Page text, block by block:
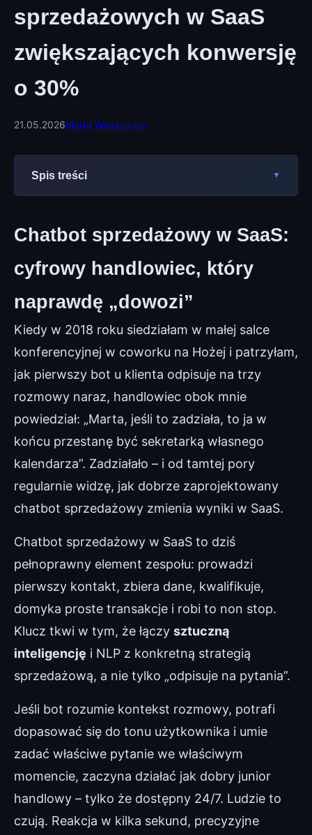
sprzedażowych w SaaS
zwiększających konwersję
o 30%
21.05.2026Marta Wierzbicka
Spis treści
Chatbot sprzedażowy w SaaS:
cyfrowy handlowiec, który
naprawdę „dowozi”
Kiedy w 2018 roku siedziałam w małej salce
konferencyjnej w coworku na Hożej i patrzyłam,
jak pierwszy bot u klienta odpisuje na trzy
rozmowy naraz, handlowiec obok mnie
powiedział: „Marta, jeśli to zadziała, to ja w
końcu przestanę być sekretarką własnego
kalendarza”. Zadziałało – i od tamtej pory
regularnie widzę, jak dobrze zaprojektowany
chatbot sprzedażowy zmienia wyniki w SaaS.
Chatbot sprzedażowy w SaaS to dziś
pełnoprawny element zespołu: prowadzi
pierwszy kontakt, zbiera dane, kwalifikuje,
domyka proste transakcje i robi to non stop.
Klucz tkwi w tym, że łączy sztuczną
inteligencję i NLP z konkretną strategią
sprzedażową, a nie tylko „odpisuje na pytania”.
Jeśli bot rozumie kontekst rozmowy, potrafi
dopasować się do tonu użytkownika i umie
zadać właściwe pytanie we właściwym
momencie, zaczyna działać jak dobry junior
handlowy – tylko że dostępny 24/7. Ludzie to
czują. Reakcja w kilka sekund, precyzyjne